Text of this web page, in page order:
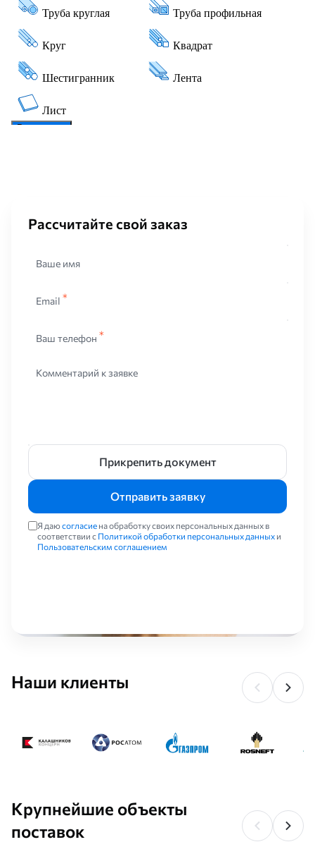
Рассчитайте свой заказ
Ваше имя
Email
Ваш телефон
Комментарий к заявке
Прикрепить документ
Отправить заявку
Я даюсогласие на обработку своих персональных данных в
соответствии с Политикой обработки персональных данных и
Пользовательским соглашением
Наши клиенты
Крупнейшие объекты
поставок